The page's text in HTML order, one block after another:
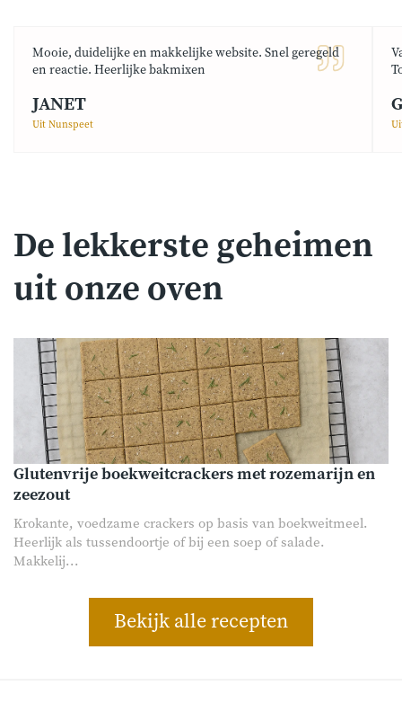
Mooie, duidelijke en makkelijke website. Snel geregeld
en reactie. Heerlijke bakmixen
JANET
Uit Nunspeet
De lekkerste geheimen
uit onze oven
Glutenvrije boekweitcrackers met rozemarijn en
zeezout
Krokante, voedzame crackers op basis van boekweitmeel.
Heerlijk als tussendoortje of bij een soep of salade.
Makkelij...
Bekijk alle recepten